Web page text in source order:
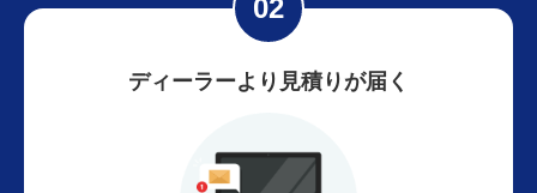
ディーラーより見積りが届く